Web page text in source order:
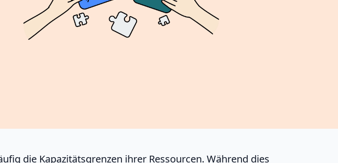
die Kapazitätsgrenzen ihrer Ressourcen. Während dies